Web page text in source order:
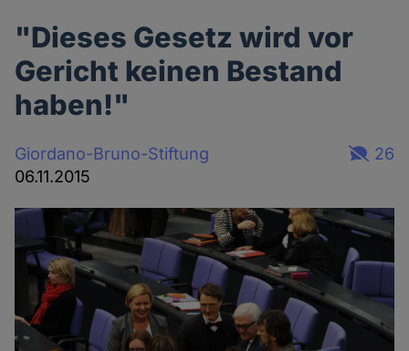
"Dieses Gesetz wird vor
Gericht keinen Bestand
haben!"
Giordano-Bruno-Stiftung
06.11.2015
26